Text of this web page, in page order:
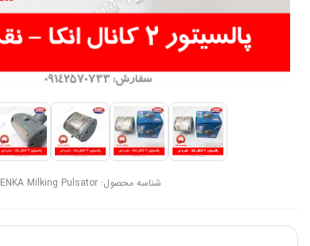
شناسه محصول: ENKA Milking Pulsator